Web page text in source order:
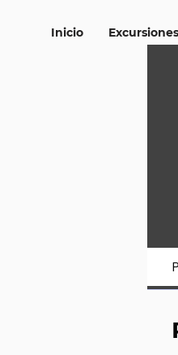
Inicio Excursiones